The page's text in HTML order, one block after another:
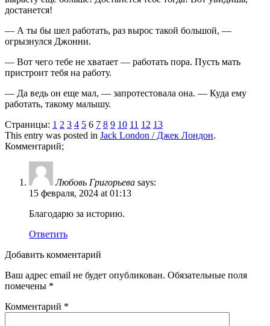
достанется!
— А ты бы шел работать, раз вырос такой большой, —
огрызнулся Джонни.
— Вот чего тебе не хватает — работать пора. Пусть мать
пристроит тебя на работу.
— Да ведь он еще мал, — запротестовала она. — Куда ему
работать, такому малышу.
Страницы: 1 2 3 4 5 6 7 8 9 10 11 12 13
This entry was posted in Jack London / Джек Лондон.
Комментарий;
Любовь Григорьева says:
15 февраля, 2024 at 01:13
Благодарю за историю.
Ответить
Добавить комментарий
Ваш адрес email не будет опубликован. Обязательные поля
помечены *
Комментарий *